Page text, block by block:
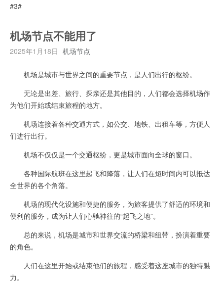
#3#
机场节点不能用了
2025年1月18日 机场节点
机场是城市与世界之间的重要节点，是人们出行的枢纷。
无论是出差、旅行、探亲还是其他目的，人们都会选择机场作
为他们开始或结束旅程的地方。
机场连接着各种交通方式，如公交、地铁、出租车等，方便人
们进行出行。
机场不仅仅是一个交通枢纷，更是城市面向全球的窗口。
各种国际航班在这里起飞和降落，让人们在短时间内可以抵达
全世界的各个角落。
机场的现代化设施和便捷的服务，为旅客提供了舒适的环境和
便利的服务，成为让人们心驰神往的“起飞之地”。
总的来说，机场是城市和世界交流的桥梁和纽带，扮演着重要
的角色。
人们在这里开始或结束他们的旅程，感受着这座城市的独特魅
力。